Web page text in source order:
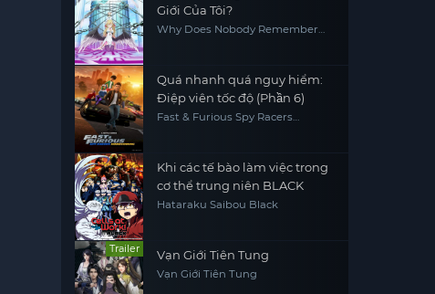
Giới Của Tôi?
Why Does Nobody Remember
Quá nhanh quá nguy hiểm:
Điệp viên tốc độ (Phần 6)
Fast & Furious Spy Racers
Khi các tế bào làm việc trong
cơ thể trung niên BLACK
Hataraku Saibou Black
Trailer Vạn Giới Tiên Tung
Vạn Giới Tiên Tung